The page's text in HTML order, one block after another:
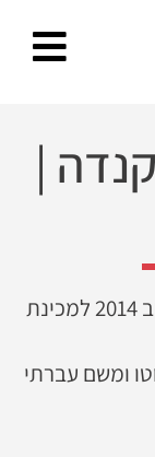
|
שמי אביב, הגעתי לקנדה בתקופת אביב 2014 למכינת
ומשם עברתי